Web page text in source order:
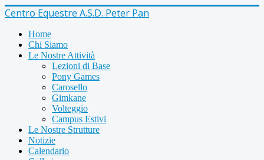
Centro Equestre A.S.D. Peter Pan
Home
Chi Siamo
Le Nostre Attività
Lezioni di Base
Pony Games
Carosello
Gimkane
Volteggio
Campus Estivi
Le Nostre Strutture
Notizie
Calendario